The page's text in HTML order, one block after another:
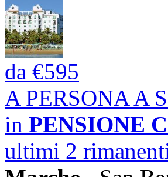
da €595
A PERSONA A
in PENSIONE
ultimi 2